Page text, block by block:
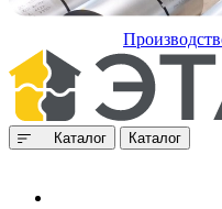
Каталог Каталог